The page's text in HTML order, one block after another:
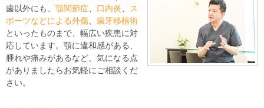
歯以外にも、 顎関節症、 口内炎、 ス
ポーツなどによる外傷、 歯牙移植術
といったものまで、幅広い疾患に対
応しています。顎に違和感がある、
腫れや痛みがあるなど、気になる点
がありましたらお気軽にご相談くだ
さい。